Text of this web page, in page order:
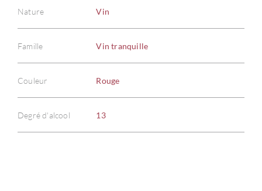
Nature Vin
Famille Vin tranquille
Couleur Rouge
Degré d'alcool 13